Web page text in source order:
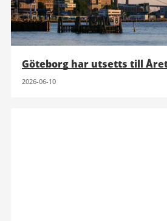
Göteborg har utsetts till
2026-06-10